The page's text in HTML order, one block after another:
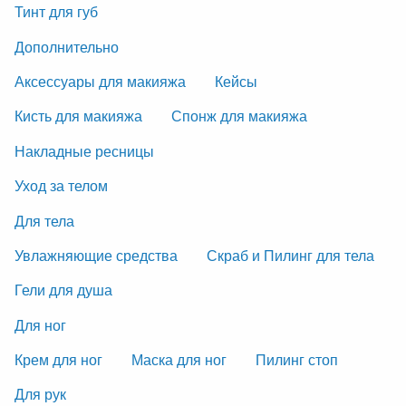
Тинт для губ
Дополнительно
Аксессуары для макияжа
Кейсы
Кисть для макияжа
Спонж для макияжа
Накладные ресницы
Уход за телом
Для тела
Увлажняющие средства
Скраб и Пилинг для тела
Гели для душа
Для ног
Крем для ног
Маска для ног
Пилинг стоп
Для рук